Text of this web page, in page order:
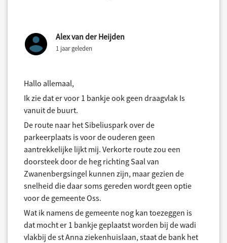
Alex van der Heijden
1 jaar geleden
Hallo allemaal,
Ik zie dat er voor 1 bankje ook geen draagvlak Is
vanuit de buurt.
De route naar het Sibeliuspark over de
parkeerplaats is voor de ouderen geen
aantrekkelijke lijkt mij. Verkorte route zou een
doorsteek door de heg richting Saal van
Zwanenbergsingel kunnen zijn, maar gezien de
snelheid die daar soms gereden wordt geen optie
voor de gemeente Oss.
Wat ik namens de gemeente nog kan toezeggen is
dat mocht er 1 bankje geplaatst worden bij de wadi
vlakbij de st Anna ziekenhuislaan, staat de bank het